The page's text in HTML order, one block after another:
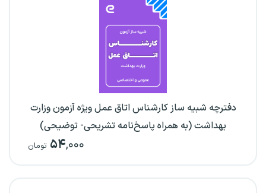
دفترچه شبیه ساز کارشناس اتاق عمل ویژه آزمون وزارت
بهداشت (به همراه پاسخ‌نامه تشریحی- توضیحی)
۵۴,۰۰۰ تومان